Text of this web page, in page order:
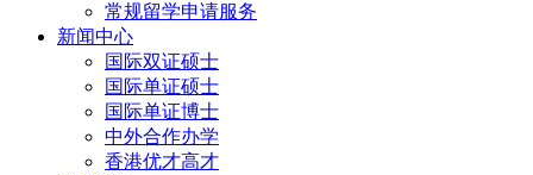
常规留学申请服务
新闻中心
国际双证硕士
国际单证硕士
国际单证博士
中外合作办学
香港优才高才